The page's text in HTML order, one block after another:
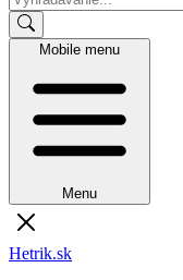
Mobile menu
Menu
Hetrik.sk